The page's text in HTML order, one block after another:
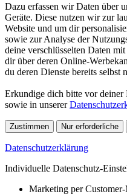
Dazu erfassen wir Daten über
Geräte. Diese nutzen wir zur
Website und um dir
sowie zur Analyse der
deine verschlüsselten Daten
dir über deren Online-
du deren Dienste bereits selbst
Erkundige dich bitte vor
sowie in unserer
Zustimmen Nur erforderliche
Datenschutzerklärung
Individuelle Datenschutz-
Marketing per